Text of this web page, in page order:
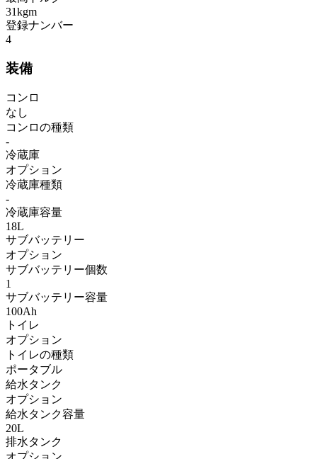
31kgm
登録ナンバー
4
装備
コンロ
なし
コンロの種類
-
冷蔵庫
オプション
冷蔵庫種類
-
冷蔵庫容量
18L
サブバッテリー
オプション
サブバッテリー個数
1
サブバッテリー容量
100Ah
トイレ
オプション
トイレの種類
ポータブル
給水タンク
オプション
給水タンク容量
20L
排水タンク